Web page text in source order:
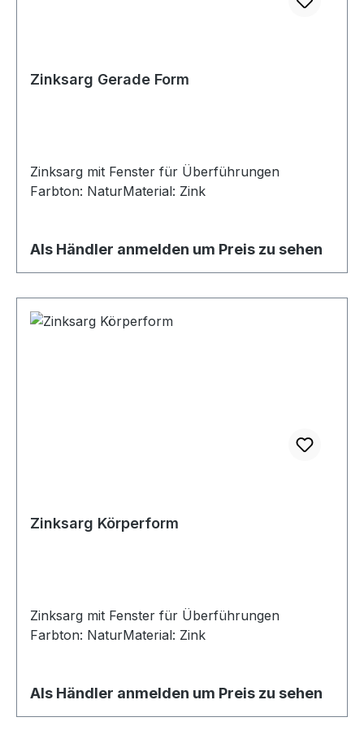
Zinksarg Gerade Form
Zinksarg mit Fenster für Überführungen
Farbton: NaturMaterial: Zink
Als Händler anmelden um Preis zu sehen
Zinksarg Körperform
Zinksarg mit Fenster für Überführungen
Farbton: NaturMaterial: Zink
Als Händler anmelden um Preis zu sehen